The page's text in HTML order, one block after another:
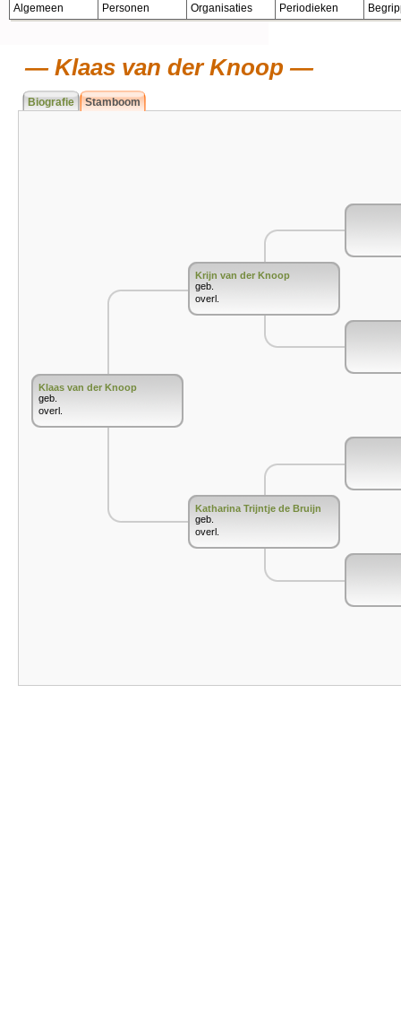
Algemeen Personen Organisaties Periodieken
Klaas van der Knoop
Biografie Stamboom
Klaas van der Knoop
geb.
overl.
Krijn van der Knoop
geb.
overl.
Katharina Trijntje de Bruijn
geb.
overl.